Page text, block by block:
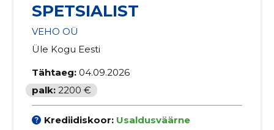
SPETSIALIST
VEHO OÜ
Üle Kogu Eesti
Tähtaeg: 04.09.2026
palk: 2200 €
Krediidiskoor: Usaldusväärne